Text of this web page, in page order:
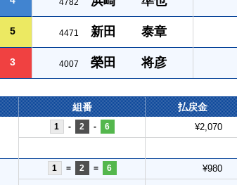
4782
5 4471 新田 泰章
3 4007 榮田 将彦
組番 払戻金
1 - 2 - 6 ¥2,070
1 = 2 = 6 ¥980